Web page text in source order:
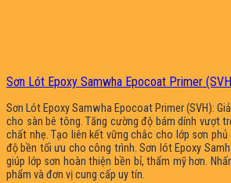
Sơn Lót Epoxy Samwha Epocoat Primer
Sơn Lót Epoxy Samwha Epocoat Primer (SVH):
cho sàn bê tông. Tăng cường độ bám dính vượt
chất nhẹ. Tạo liên kết vững chắc cho lớp sơn
độ bền tối ưu cho công trình. Sơn lót Epoxy
giúp lớp sơn hoàn thiện bền bỉ, thẩm mỹ hơn.
phẩm và đơn vị cung cấp uy tín.